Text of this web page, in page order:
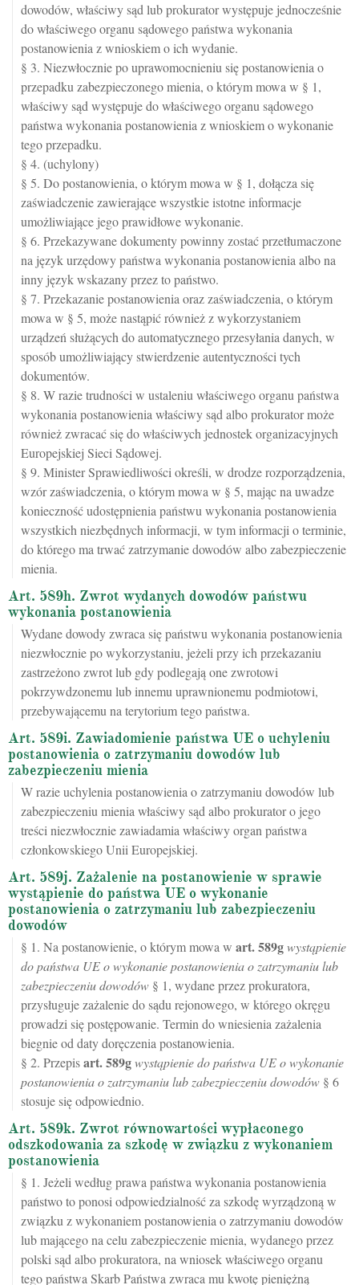
dowodów, właściwy sąd lub prokurator występuje jednocześnie
do właściwego organu sądowego państwa wykonania
postanowienia z wnioskiem o ich wydanie.
§ 3. Niezwłocznie po uprawomocnieniu się postanowienia o
przepadku zabezpieczonego mienia, o którym mowa w § 1,
właściwy sąd występuje do właściwego organu sądowego
państwa wykonania postanowienia z wnioskiem o wykonanie
tego przepadku.
§ 4. (uchylony)
§ 5. Do postanowienia, o którym mowa w § 1, dołącza się
zaświadczenie zawierające wszystkie istotne informacje
umożliwiające jego prawidłowe wykonanie.
§ 6. Przekazywane dokumenty powinny zostać przetłumaczone
na język urzędowy państwa wykonania postanowienia albo na
inny język wskazany przez to państwo.
§ 7. Przekazanie postanowienia oraz zaświadczenia, o którym
mowa w § 5, może nastąpić również z wykorzystaniem
urządzeń służących do automatycznego przesyłania danych, w
sposób umożliwiający stwierdzenie autentyczności tych
dokumentów.
§ 8. W razie trudności w ustaleniu właściwego organu państwa
wykonania postanowienia właściwy sąd albo prokurator może
również zwracać się do właściwych jednostek organizacyjnych
Europejskiej Sieci Sądowej.
§ 9. Minister Sprawiedliwości określi, w drodze rozporządzenia,
wzór zaświadczenia, o którym mowa w § 5, mając na uwadze
konieczność udostępnienia państwu wykonania postanowienia
wszystkich niezbędnych informacji, w tym informacji o terminie,
do którego ma trwać zatrzymanie dowodów albo zabezpieczenie
mienia.
Art. 589h. Zwrot wydanych dowodów państwu
wykonania postanowienia
Wydane dowody zwraca się państwu wykonania postanowienia
niezwłocznie po wykorzystaniu, jeżeli przy ich przekazaniu
zastrzeżono zwrot lub gdy podlegają one zwrotowi
pokrzywdzonemu lub innemu uprawnionemu podmiotowi,
przebywającemu na terytorium tego państwa.
Art. 589i. Zawiadomienie państwa UE o uchyleniu
postanowienia o zatrzymaniu dowodów lub
zabezpieczeniu mienia
W razie uchylenia postanowienia o zatrzymaniu dowodów lub
zabezpieczeniu mienia właściwy sąd albo prokurator o jego
treści niezwłocznie zawiadamia właściwy organ państwa
członkowskiego Unii Europejskiej.
Art. 589j. Zażalenie na postanowienie w sprawie
wystąpienie do państwa UE o wykonanie
postanowienia o zatrzymaniu lub zabezpieczeniu
dowodów
§ 1. Na postanowienie, o którym mowa w art.589gwystąpienie
do państwa UE o wykonanie postanowienia o zatrzymaniu lub
zabezpieczeniu dowodów § 1, wydane przez prokuratora,
przysługuje zażalenie do sądu rejonowego, w którego okręgu
prowadzi się postępowanie. Termin do wniesienia zażalenia
biegnie od daty doręczenia postanowienia.
§ 2. Przepisart.589gwystąpienie do państwa UE o wykonanie
postanowienia o zatrzymaniu lub zabezpieczeniu dowodów § 6
stosuje się odpowiednio.
Art. 589k. Zwrot równowartości wypłaconego
odszkodowania za szkodę w związku z wykonaniem
postanowienia
§ 1. Jeżeli według prawa państwa wykonania postanowienia
państwo to ponosi odpowiedzialność za szkodę wyrządzoną w
związku z wykonaniem postanowienia o zatrzymaniu dowodów
lub mającego na celu zabezpieczenie mienia, wydanego przez
polski sąd albo prokuratora, na wniosek właściwego organu
tego państwa Skarb Państwa zwraca mu kwotę pieniężną